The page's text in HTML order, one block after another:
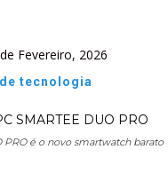
Fevereiro, 2026
tecnologia
PRO é o novo smartwatch barato